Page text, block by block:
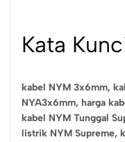
Kata
kabel NYM 3x6mm,
NYA3x6mm, harga
kabel NYM Tunggal
listrik NYM Supreme,